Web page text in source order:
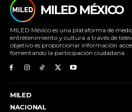
MILED MÉXICO
MILED México es una plataforma de
entretenimiento y cultura a través de
objetivo es proporcionar información
fomentando la participación ciudadana.
MILED
NACIONAL